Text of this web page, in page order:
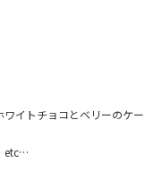
イトチョコとベリーのケー
etc…